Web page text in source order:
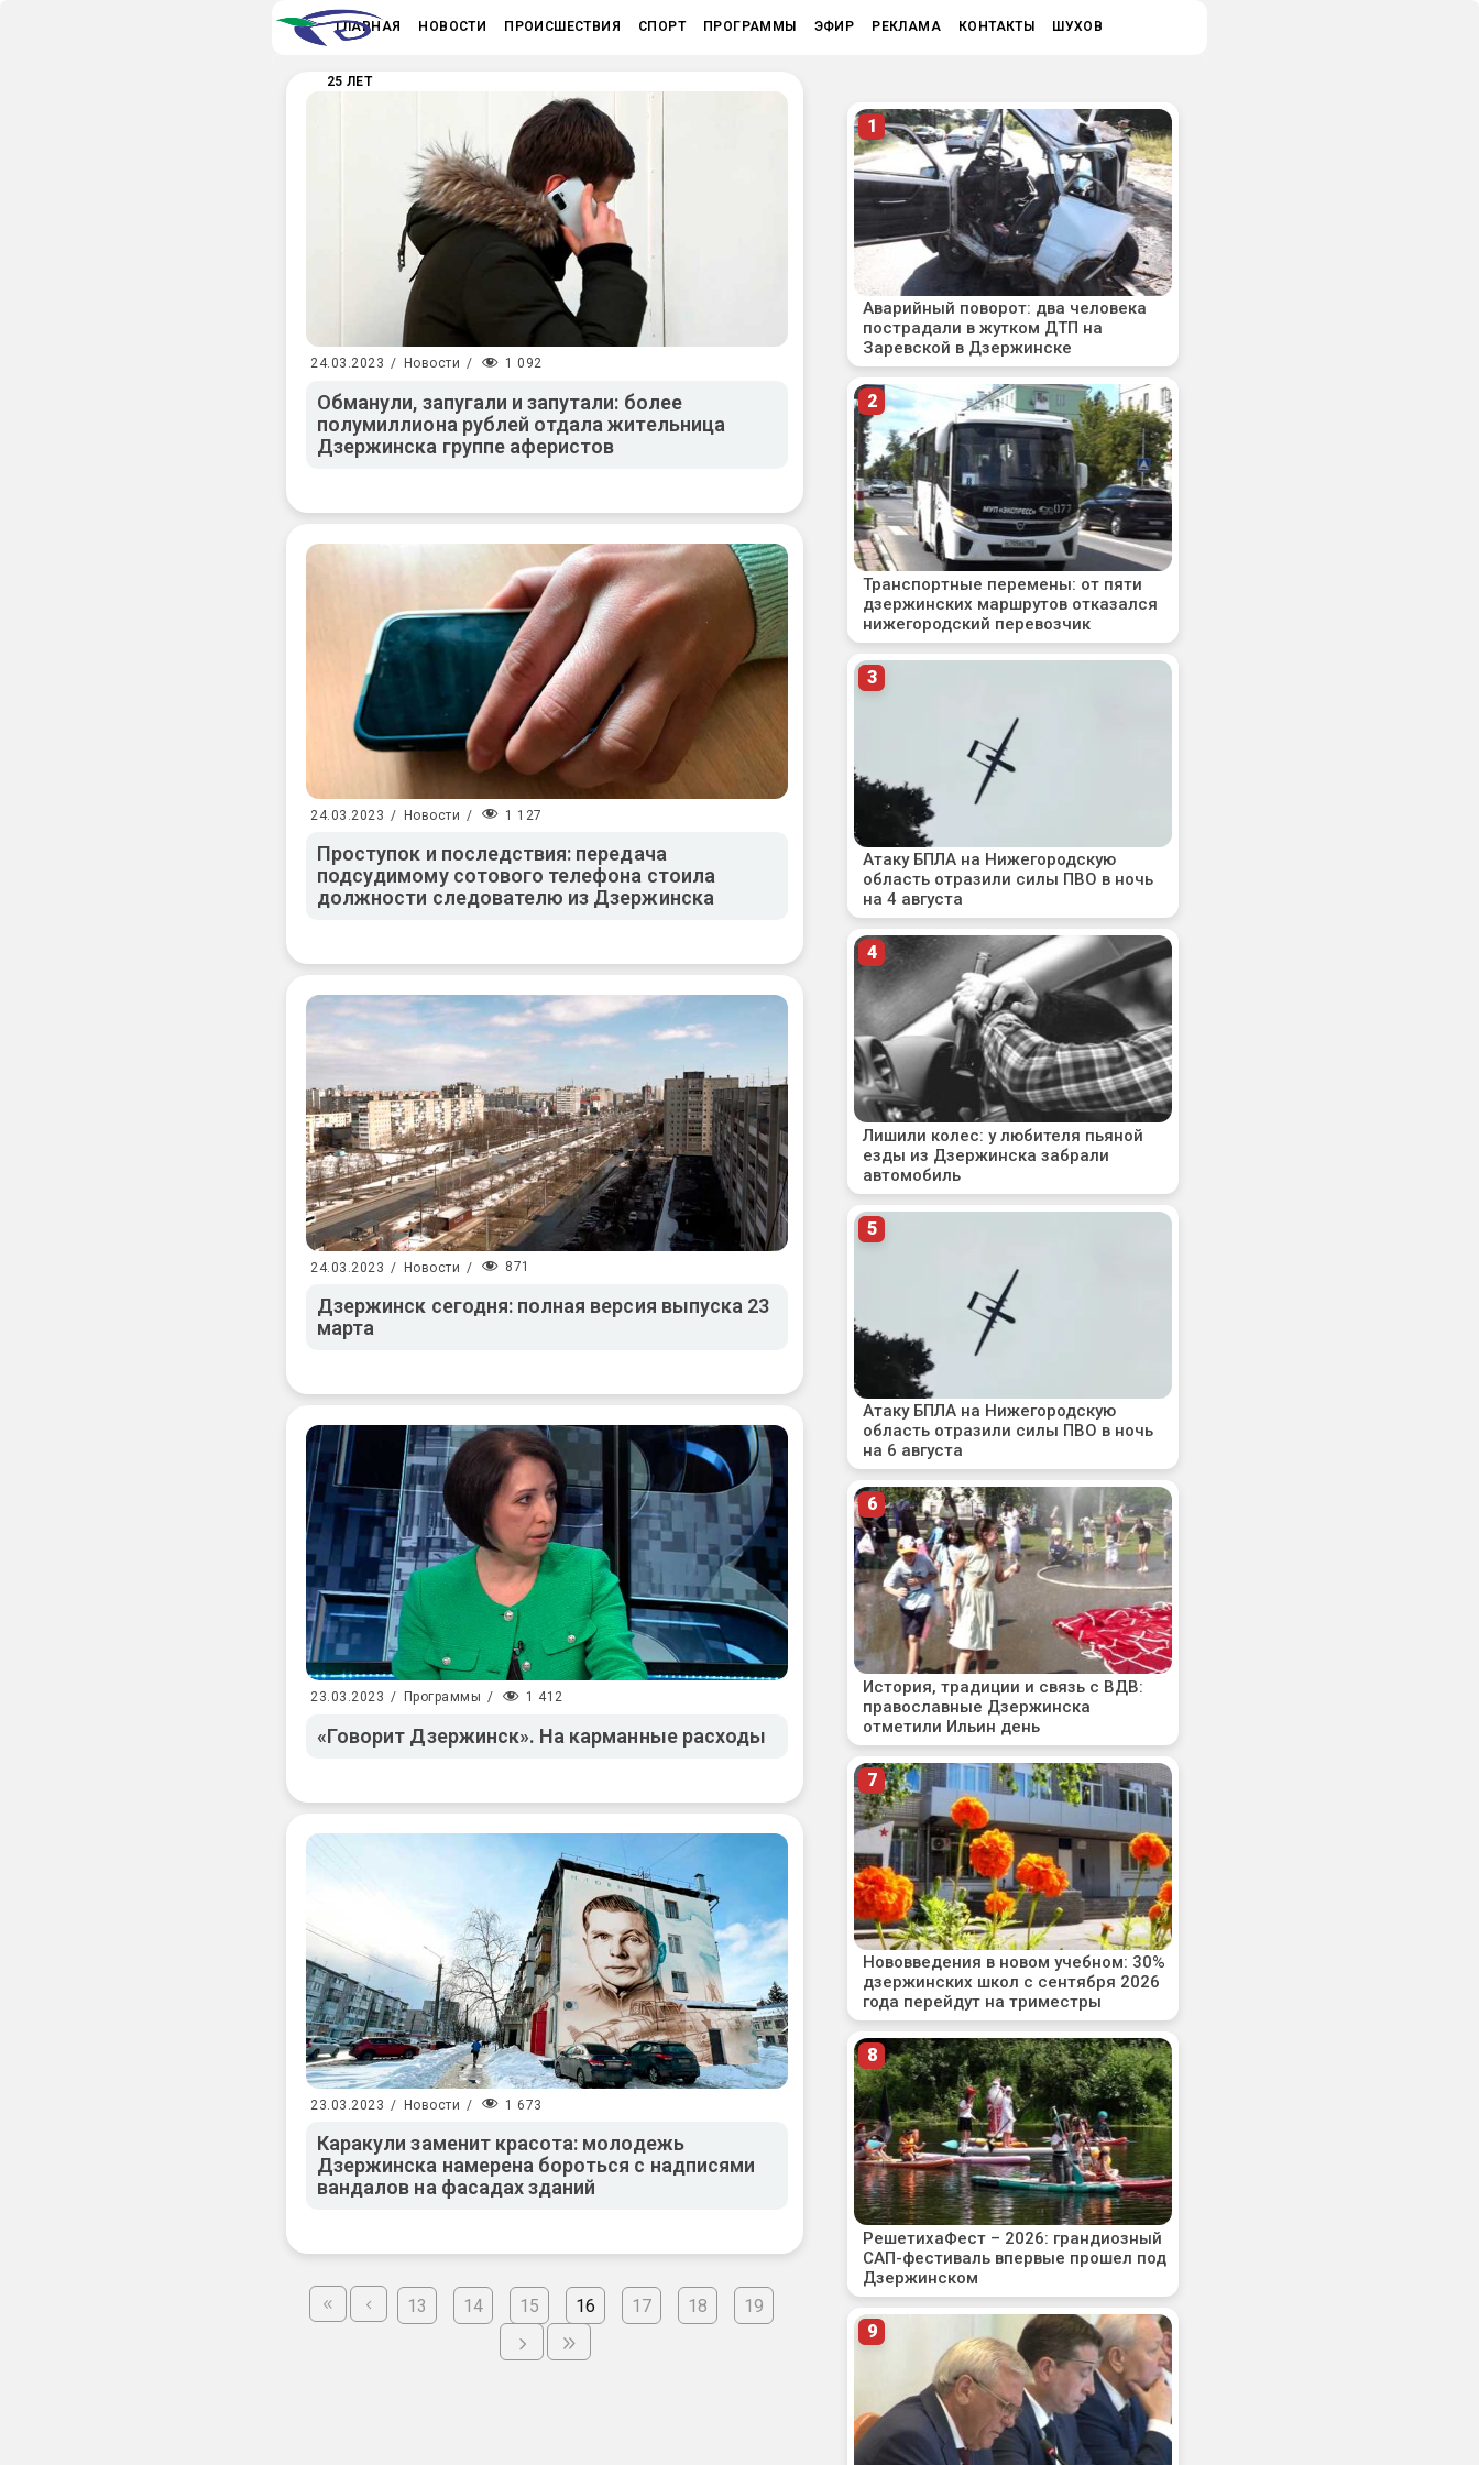
ГЛАВНАЯ НОВОСТИ ПРОИСШЕСТВИЯ СПОРТ ПРОГРАММЫ ЭФИР РЕКЛАМА КОНТАКТЫ ШУХОВ
25 ЛЕТ
24.03.2023 / Новости / 1 092
Обманули, запугали и запутали: более
полумиллиона рублей отдала жительница
Дзержинска группе аферистов
24.03.2023 / Новости / 1 127
Проступок и последствия: передача
подсудимому сотового телефона стоила
должности следователю из Дзержинска
24.03.2023 / Новости / 871
Дзержинск сегодня: полная версия выпуска 23
марта
23.03.2023 / Программы / 1 412
«Говорит Дзержинск». На карманные расходы
23.03.2023 / Новости / 1 673
Каракули заменит красота: молодежь
Дзержинска намерена бороться с надписями
вандалов на фасадах зданий
13 14 15 16 17 18 19